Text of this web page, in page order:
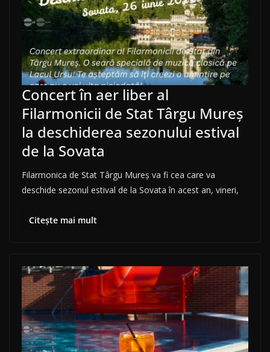
Concert în aer liber al
Filarmonicii de Stat Târgu Mureș
la deschiderea sezonului estival
de la Sovata
Filarmonica de Stat Târgu Mureș va fi cea care va
deschide sezonul estival de la Sovata în acest an, vineri,
Citește mai mult